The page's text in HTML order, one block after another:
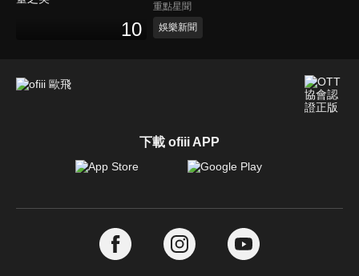
10
重點星聞
娛樂新聞
下載 ofiii APP